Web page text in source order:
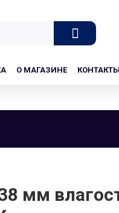
О МАГАЗИНЕ КОНТАКТЫ
мм